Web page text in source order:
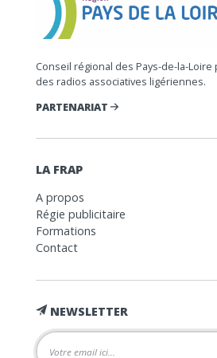
Conseil régional des Pays-de-la-
des radios associatives ligériennes.
PARTENARIAT
LA FRAP
A propos
Régie publicitaire
Formations
Contact
NEWSLETTER